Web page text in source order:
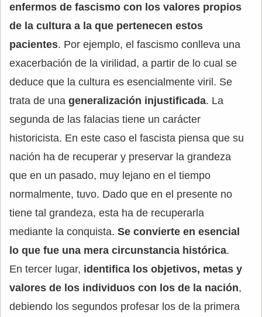
enfermos de fascismo con los valores propios
de la cultura a la que pertenecen estos
pacientes. Por ejemplo, el fascismo conlleva una
exacerbación de la virilidad, a partir de lo cual se
deduce que la cultura es esencialmente viril. Se
trata de una generalización injustificada. La
segunda de las falacias tiene un carácter
historicista. En este caso el fascista piensa que su
nación ha de recuperar y preservar la grandeza
que en un pasado, muy lejano en el tiempo
normalmente, tuvo. Dado que en el presente no
tiene tal grandeza, esta ha de recuperarla
mediante la conquista. Se convierte en esencial
lo que fue una mera circunstancia histórica.
En tercer lugar, identifica los objetivos, metas y
valores de los individuos con los de la nación,
debiendo los segundos profesar los de la primera